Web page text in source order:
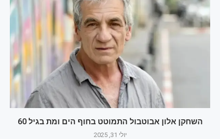
השחקן אלון אבוטבול התמוטט בחוף הים ומת בגיל 60
יולי 31, 2025